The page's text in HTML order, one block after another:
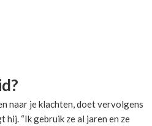
naar je klachten, doet vervolgens
hij. “Ik gebruik ze al jaren en ze